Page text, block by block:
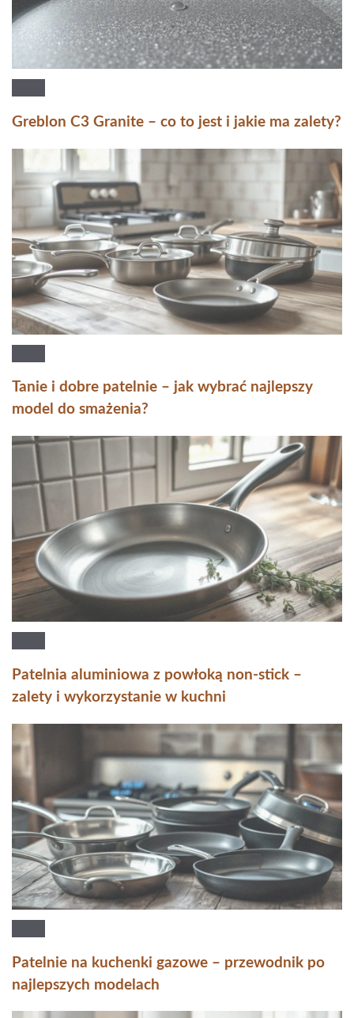
Greblon C3 Granite – co to jest i jakie ma zalety?
Tanie i dobre patelnie – jak wybrać najlepszy
model do smażenia?
Patelnia aluminiowa z powłoką non-stick –
zalety i wykorzystanie w kuchni
Patelnie na kuchenki gazowe – przewodnik po
najlepszych modelach